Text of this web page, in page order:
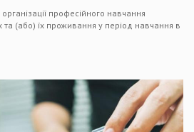
професійного навчання
та (або) їх проживання у період навчання в